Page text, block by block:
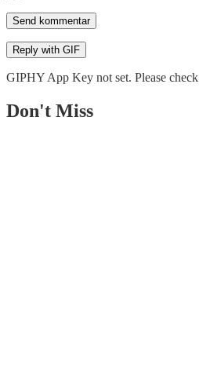
Send kommentar
Reply with GIF
GIPHY App Key not set. Please check
Don't Miss